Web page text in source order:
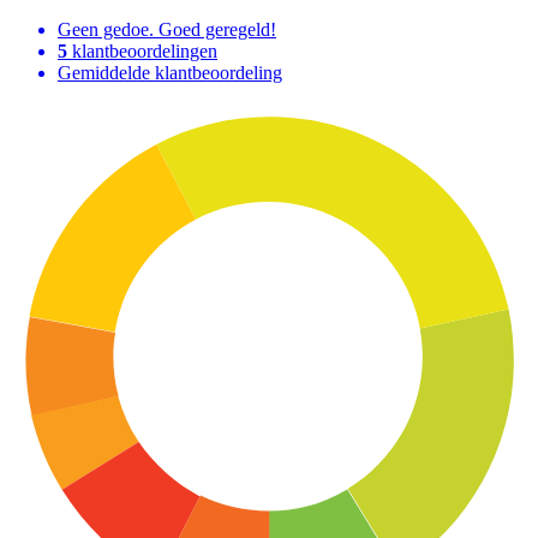
Geen gedoe. Goed geregeld!
5 klantbeoordelingen
Gemiddelde klantbeoordeling